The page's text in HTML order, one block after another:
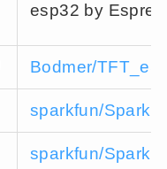
esp32 by
Bodmer/
sparkfun/
sparkfun/